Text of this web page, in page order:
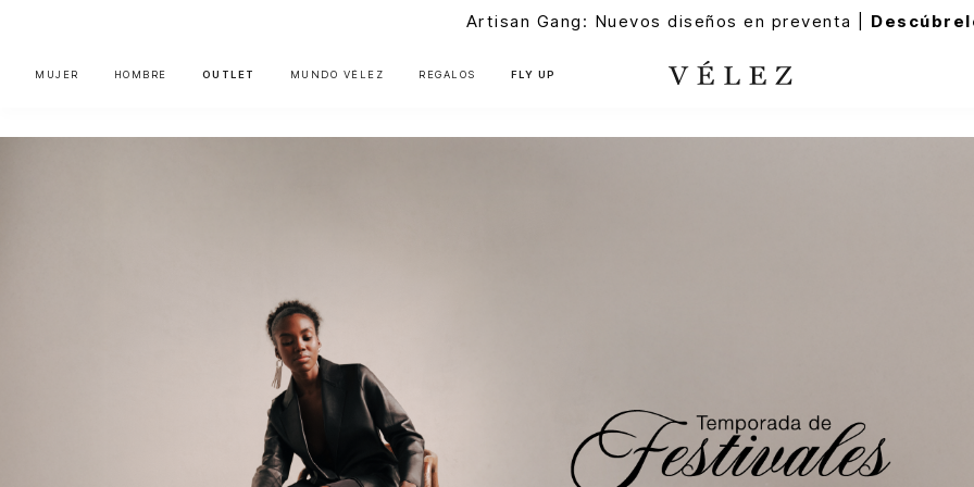
Artisan Gang: Nuevos diseños en preventa |
MUJER HOMBRE OUTLET MUNDO VÉLEZ REGALOS FLY UP